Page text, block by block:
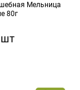
Мельница
80г
шт